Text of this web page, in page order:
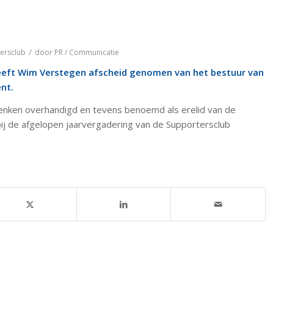
/ door PR / Communicatie
Wim Verstegen afscheid genomen van het bestuur van
overhandigd en tevens benoemd als erelid van de
de afgelopen jaarvergadering van de Supportersclub